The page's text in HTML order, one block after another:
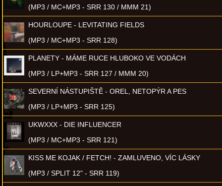
(MP3 / MC+MP3 - SRR 130 / MMM 21)
HOURLOUPE - LEVITATING FIELDS
(MP3 / MC+MP3 - SRR 128)
PLANETY - MÁME RUCE HLUBOKO VE VODÁCH
(MP3 / LP+MP3 - SRR 127 / MMM 20)
SEVERNÍ NÁSTUPIŠTĚ - OREL, NETOPÝR A PES
(MP3 / LP+MP3 - SRR 125)
UKWXXX - DIE INFLUENCER
(MP3 / MC+MP3 - SRR 121)
KISS ME KOJAK / FETCH! - ZAMLUVENO, VÍC LÁSKY
(MP3 / SPLIT 12" - SRR 119)